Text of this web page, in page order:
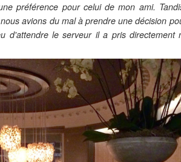
préférence pour celui de mon ami.
avions du mal à prendre une décision
d'attendre le serveur il a pris directement